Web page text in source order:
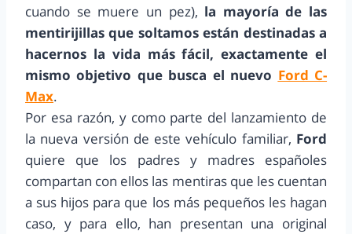
cuando se muere un pez), la mayoría de las
mentirijillas que soltamos están destinadas a
hacernos la vida más fácil, exactamente el
mismo objetivo que busca el nuevo Ford C-
Max.
Por esa razón, y como parte del lanzamiento de
la nueva versión de este vehículo familiar, Ford
quiere que los padres y madres españoles
compartan con ellos las mentiras que les cuentan
a sus hijos para que los más pequeños les hagan
caso, y para ello, han presentan una original